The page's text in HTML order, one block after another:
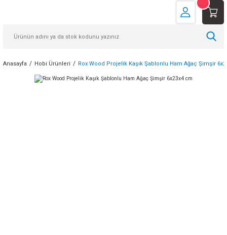
Anasayfa Hobi Ürünleri Rox Wood Projelik Kaşık Şablonlu Ham Ağaç Şimşir